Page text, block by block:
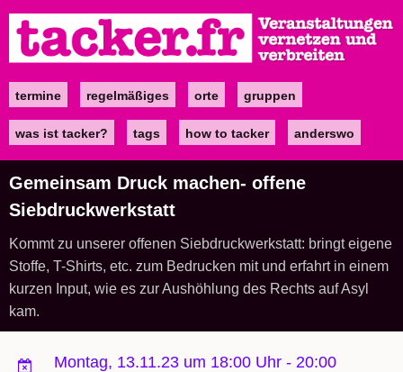
zum
Inhalt
Maintermine regelmäßiges orte gruppen
was ist tacker? tags how to tacker anderswo
Gemeinsam Druck machen- offene
Siebdruckwerkstatt
Kommt zu unserer offenen Siebdruckwerkstatt: bringt eigene
Stoffe, T-Shirts, etc. zum Bedrucken mit und erfahrt in einem
kurzen Input, wie es zur Aushöhlung des Rechts auf Asyl
kam.
Montag, 13.11.23 um 18:00 Uhr - 20:00